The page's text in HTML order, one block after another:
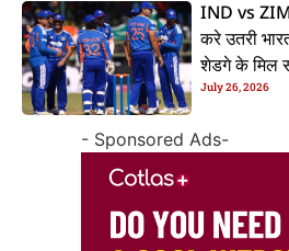
IND vs ZIM
करे उतरी
शेडगे के मिल
July 26, 2026
- Sponsored Ads-